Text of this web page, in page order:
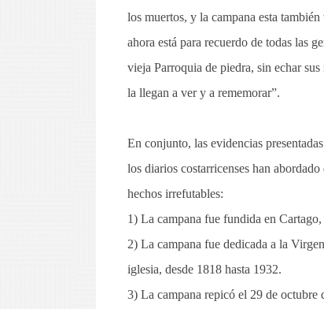
los muertos, y la campana esta
ahora está para recuerdo de todas las
vieja Parroquia de piedra, sin echar
la llegan a ver y a rememorar”.
En conjunto, las evidencias
los diarios costarricenses han
hechos irrefutables:
1) La campana fue fundida en
2) La campana fue dedicada a la
iglesia, desde 1818 hasta 1932.
3) La campana repicó el 29 de octubre